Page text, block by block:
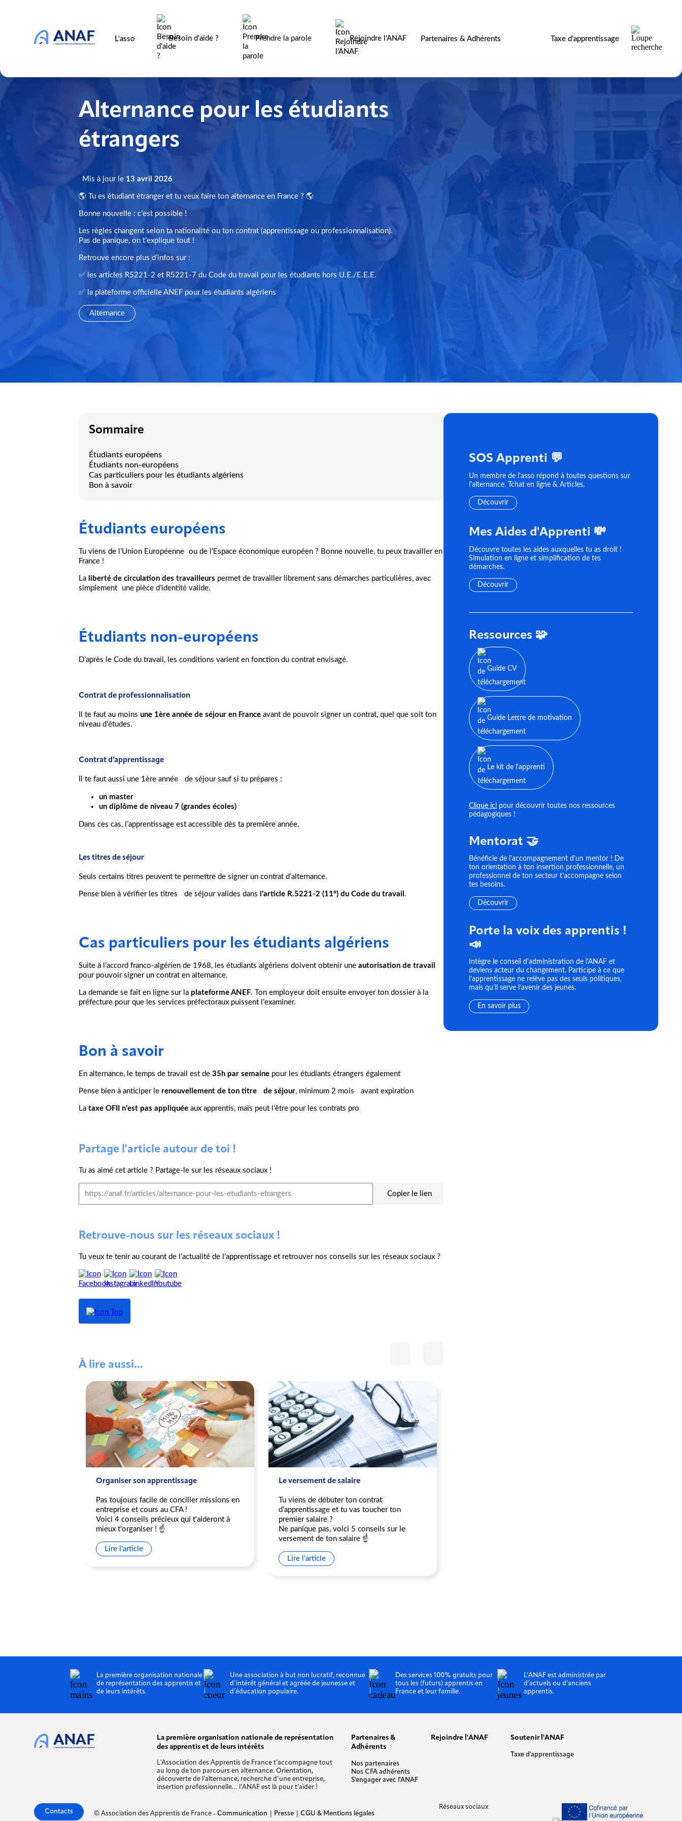
L'asso Besoin d'aide ? Prendre la parole Rejoindre l'ANAF Partenaires & Adhérents Taxe d'apprentissage
Alternance pour les étudiants
étrangers
Mis à jour le 13 avril 2026
🌎 Tu es étudiant étranger et tu veux faire ton alternance en France ? 🌎
Bonne nouvelle : c’est possible !
Les règles changent selon ta nationalité ou ton contrat (apprentissage ou professionnalisation).
Pas de panique, on t’explique tout !
Retrouve encore plus d’infos sur :
✅ les articles R5221-2 et R5221-7 du Code du travail pour les étudiants hors U.E./E.E.E.
✅ la plateforme officielle ANEF pour les étudiants algériens
Alternance
Sommaire
Étudiants européens
Étudiants non-européens
Cas particuliers pour les étudiants algériens
Bon à savoir
Étudiants européens
Tu viens de l’Union Européenne ou de l’Espace économique européen ? Bonne nouvelle, tu peux travailler en
France !
La liberté de circulation des travailleurs permet de travailler librement sans démarches particulières, avec
simplement une pièce d’identité valide.
Étudiants non-européens
D’après le Code du travail, les conditions varient en fonction du contrat envisagé.
Contrat de professionnalisation
Il te faut au moins une 1ère année de séjour en Franceavant de pouvoir signer un contrat, quel que soit ton
niveau d’études.
Contrat d’apprentissage
Il te faut aussi une 1ère année de séjour sauf si tu prépares :
un master
un diplôme de niveau 7 (grandes écoles)
Dans ces cas, l’apprentissage est accessible dès ta première année.
Les titres de séjour
Seuls certains titres peuvent te permettre de signer un contrat d’alternance.
Pense bien à vérifier les titres de séjour valides dans l’article R.5221-2 (11°) du Code du travail .
Cas particuliers pour les étudiants algériens
Suite à l’accord franco-algérien de 1968, les étudiants algériens doivent obtenir une autorisation de travail
pour pouvoir signer un contrat en alternance.
La demande se fait en ligne sur la plateforme ANEF. Ton employeur doit ensuite envoyer ton dossier à la
préfecture pour que les services préfectoraux puissent l’examiner.
Bon à savoir
En alternance, le temps de travail est de 35h par semainepour les étudiants étrangers également
Pense bien à anticiper le renouvellement de ton titre de séjour, minimum 2 mois avant expiration
La taxe OFII n’est pas appliquéeaux apprentis, mais peut l’être pour les contrats pro
Partage l'article autour de toi !
Tu as aimé cet article ? Partage-le sur les réseaux sociaux !
Copier le lien
Retrouve-nous sur les réseaux sociaux !
Tu veux te tenir au courant de l'actualité de l'apprentissage et retrouver nos conseils sur les réseaux sociaux ?
À lire aussi...
Organiser son apprentissage
Pas toujours facile de concilier missions en
entreprise et cours au CFA !
Voici 4 conseils précieux qui t'aideront à
mieux t'organiser ! ☝️
Lire l'article
Le versement de salaire
Tu viens de débuter ton contrat
d’apprentissage et tu vas toucher ton
premier salaire ?
Ne panique pas, voici 5 conseils sur le
versement de ton salaire ☝️
Lire l'article
SOS Apprenti 💬
Un membre de l'asso répond à toutes questions sur
l'alternance. Tchat en ligne & Articles.
Découvrir
Mes Aides d'Apprenti 💸
Découvre toutes les aides auxquelles tu as droit !
Simulation en ligne et simplification de tes
démarches.
Découvrir
Ressources 🧩
Guide CV
Guide Lettre de motivation
Le kit de l'apprenti
Clique ici pour découvrir toutes nos ressources
pédagogiques !
Mentorat 🤝
Bénéficie de l'accompagnement d'un mentor ! De
ton orientation à ton insertion professionnelle, un
professionnel de ton secteur t'accompagne selon
tes besoins.
Découvrir
Porte la voix des apprentis !
📣
Intègre le conseil d'administration de l'ANAF et
deviens acteur du changement. Participe à ce que
l’apprentissage ne relève pas des seuls politiques,
mais qu’il serve l’avenir des jeunes.
En savoir plus
La première organisation nationale
de représentation des apprentis et
de leurs intérêts.
Une association à but non lucratif, reconnue
d’intérêt général et agréée de jeunesse et
d’éducation populaire.
Des services 100% gratuits pour
tous les (futurs) apprentis en
France et leur famille.
L’ANAF est administrée par
d’actuels ou d’anciens
apprentis.
La première organisation nationale de représentation
des apprentis et de leurs intérêts
L'Association des Apprentis de France t’accompagne tout
au long de ton parcours en alternance. Orientation,
découverte de l’alternance, recherche d’une entreprise,
insertion professionnelle… l’ANAF est là pour t’aider !
Partenaires &
Adhérents
Nos partenaires
Nos CFA adhérents
S'engager avec l'ANAF
Rejoindre l'ANAF Soutenir l'ANAF
Taxe d'apprentissage
Contacts © Association des Apprentis de France -Communication Presse |CGU & Mentions légales
Réseaux sociaux